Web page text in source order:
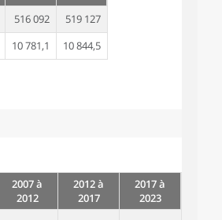
516 092
519 127
10 781,1
10 844,5
2007 à
2012
2012 à
2017
2017 à
2023